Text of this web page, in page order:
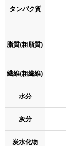
タンパク質
脂質(粗脂質)
繊維(粗繊維)
水分
灰分
炭水化物